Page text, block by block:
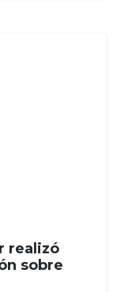
realizó
sobre